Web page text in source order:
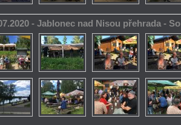
- Jablonec nad Nisou přehrada -